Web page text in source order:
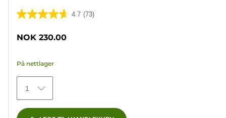
4.7 (73)
4.7
5
73
omtaler
NOK 230.00
På nettlager
1